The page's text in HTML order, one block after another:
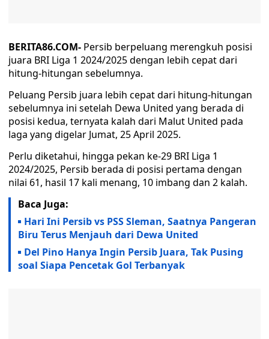
BERITA86.COM- Persib berpeluang merengkuh posisi
juara BRI Liga 1 2024/2025 dengan lebih cepat dari
hitung-hitungan sebelumnya.
Peluang Persib juara lebih cepat dari hitung-hitungan
sebelumnya ini setelah Dewa United yang berada di
posisi kedua, ternyata kalah dari Malut United pada
laga yang digelar Jumat, 25 April 2025.
Perlu diketahui, hingga pekan ke-29 BRI Liga 1
2024/2025, Persib berada di posisi pertama dengan
nilai 61, hasil 17 kali menang, 10 imbang dan 2 kalah.
Baca Juga:
Hari Ini Persib vs PSS Sleman, Saatnya Pangeran
Biru Terus Menjauh dari Dewa United
Del Pino Hanya Ingin Persib Juara, Tak Pusing
soal Siapa Pencetak Gol Terbanyak